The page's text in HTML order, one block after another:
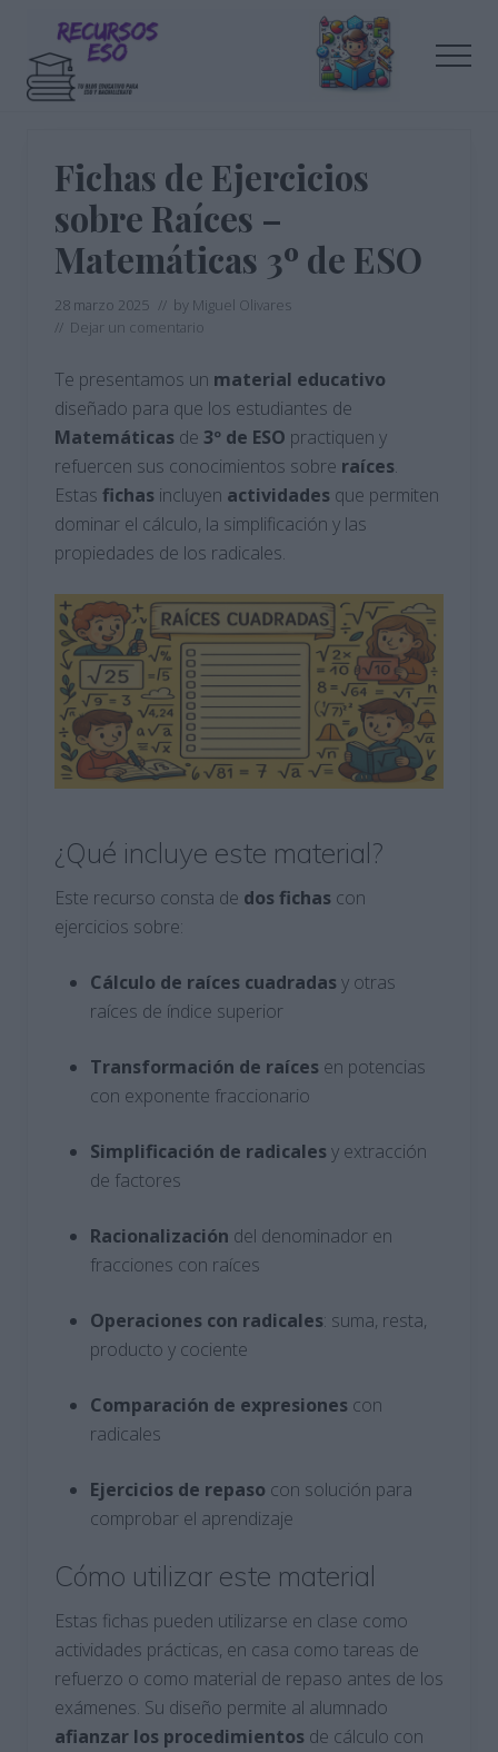
contenido
principal
barra
educación
Fichas de Ejercicios
sobre Raíces –
Matemáticas 3º de ESO
28 marzo 2025 // by Miguel Olivares
// Dejar un comentario
Te presentamos un material educativo
diseñado para que los estudiantes de
Matemáticas de 3º de ESO practiquen y
refuercen sus conocimientos sobre raíces.
Estas fichas incluyen actividades que permiten
dominar el cálculo, la simplificación y las
propiedades de los radicales.
¿Qué incluye este material?
Este recurso consta de dos fichas con
ejercicios sobre:
Cálculo de raíces cuadradasy otras
raíces de índice superior
Transformación de raíces en potencias
con exponente fraccionario
Simplificación de radicalesy extracción
de factores
Racionalización del denominador en
fracciones con raíces
Operaciones con radicales: suma, resta,
producto y cociente
Comparación de expresiones con
radicales
Ejercicios de repaso con solución para
comprobar el aprendizaje
Cómo utilizar este material
Estas fichas pueden utilizarse en clase como
actividades prácticas, en casa como tareas de
refuerzo o como material de repaso antes de los
exámenes. Su diseño permite al alumnado
afianzar los procedimientos de cálculo con